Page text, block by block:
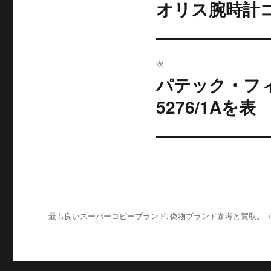
ゲ
ー
前
投
稿:
オリス腕時計
次
次
の
投
稿:
パテック・フ
5276/1Aを表
最も良いスーパーコピーブランド, 偽物ブランド参考と買取。